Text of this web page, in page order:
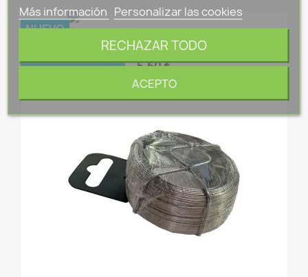
ALAMBRE ACERO GALVANIZADO 1KG N8 1,3MM X 96M
NIVEL 23042281
5,60 €
NUEVO
Más información Personalizar las cookies
RECHAZAR TODO
ACEPTO